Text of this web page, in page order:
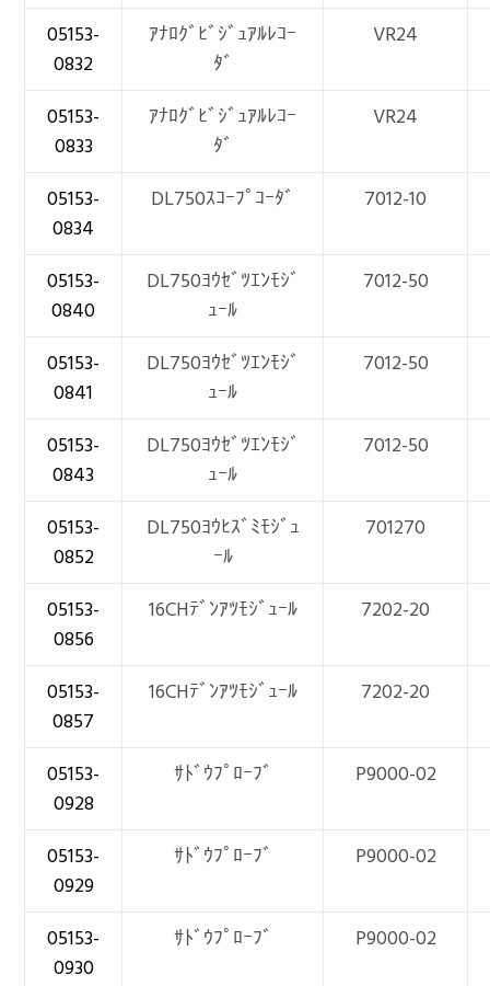
05153-
0832
ｱﾅﾛｸﾞﾋﾞｼﾞｭｱﾙﾚｺｰ
ﾀﾞ
VR24
05153-
0833
ｱﾅﾛｸﾞﾋﾞｼﾞｭｱﾙﾚｺｰ
ﾀﾞ
VR24
05153-
0834
DL750ｽｺｰﾌﾟｺｰﾀﾞ 7012-10
05153-
0840
DL750ﾖｳｾﾞﾂｴﾝﾓｼﾞ
ｭｰﾙ
7012-50
05153-
0841
DL750ﾖｳｾﾞﾂｴﾝﾓｼﾞ
ｭｰﾙ
7012-50
05153-
0843
DL750ﾖｳｾﾞﾂｴﾝﾓｼﾞ
ｭｰﾙ
7012-50
05153-
0852
DL750ﾖｳﾋｽﾞﾐﾓｼﾞｭ
ｰﾙ
701270
05153-
0856
16CHﾃﾞﾝｱﾂﾓｼﾞｭｰﾙ 7202-20
05153-
0857
16CHﾃﾞﾝｱﾂﾓｼﾞｭｰﾙ 7202-20
05153-
0928
ｻﾄﾞｳﾌﾟﾛｰﾌﾞ P9000-02
05153-
0929
ｻﾄﾞｳﾌﾟﾛｰﾌﾞ P9000-02
05153-
0930
ｻﾄﾞｳﾌﾟﾛｰﾌﾞ P9000-02